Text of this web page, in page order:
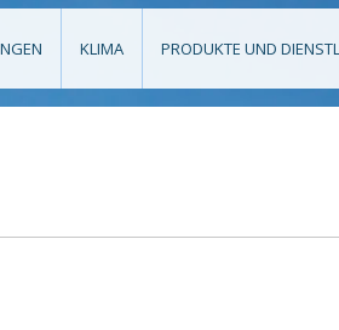
KLIMA PRODUKTE UND